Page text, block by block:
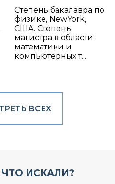
Степень бакалавра по
физике, NewYork,
США. Степень
магистра в области
математики и
компьютерных т...
ВСЕХ
ИСКАЛИ?